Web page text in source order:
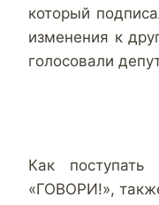
который
изменения к
голосовали
Как поступать
«ГОВОРИ!»,